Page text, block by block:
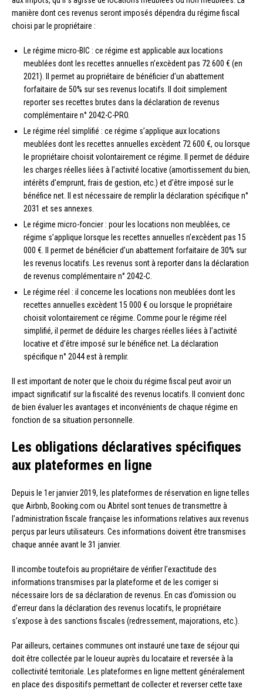
manière dont ces revenus seront imposés dépendra du régime fiscal
choisi par le propriétaire :
Le régime micro-BIC : ce régime est applicable aux locations
meublées dont les recettes annuelles n’excèdent pas 72 600 € (en
2021). Il permet au propriétaire de bénéficier d’un abattement
forfaitaire de 50% sur ses revenus locatifs. Il doit simplement
reporter ses recettes brutes dans la déclaration de revenus
complémentaire n° 2042-C-PRO.
Le régime réel simplifié : ce régime s’applique aux locations
meublées dont les recettes annuelles excèdent 72 600 €, ou lorsque
le propriétaire choisit volontairement ce régime. Il permet de déduire
les charges réelles liées à l’activité locative (amortissement du bien,
intérêts d’emprunt, frais de gestion, etc.) et d’être imposé sur le
bénéfice net. Il est nécessaire de remplir la déclaration spécifique n°
2031 et ses annexes.
Le régime micro-foncier : pour les locations non meublées, ce
régime s’applique lorsque les recettes annuelles n’excèdent pas 15
000 €. Il permet de bénéficier d’un abattement forfaitaire de 30% sur
les revenus locatifs. Les revenus sont à reporter dans la déclaration
de revenus complémentaire n° 2042-C.
Le régime réel : il concerne les locations non meublées dont les
recettes annuelles excèdent 15 000 € ou lorsque le propriétaire
choisit volontairement ce régime. Comme pour le régime réel
simplifié, il permet de déduire les charges réelles liées à l’activité
locative et d’être imposé sur le bénéfice net. La déclaration
spécifique n° 2044 est à remplir.
Il est important de noter que le choix du régime fiscal peut avoir un
impact significatif sur la fiscalité des revenus locatifs. Il convient donc
de bien évaluer les avantages et inconvénients de chaque régime en
fonction de sa situation personnelle.
Les obligations déclaratives spécifiques
aux plateformes en ligne
Depuis le 1er janvier 2019, les plateformes de réservation en ligne telles
que Airbnb, Booking.com ou Abritel sont tenues de transmettre à
l’administration fiscale française les informations relatives aux revenus
perçus par leurs utilisateurs. Ces informations doivent être transmises
chaque année avant le 31 janvier.
Il incombe toutefois au propriétaire de vérifier l’exactitude des
informations transmises par la plateforme et de les corriger si
nécessaire lors de sa déclaration de revenus. En cas d’omission ou
d’erreur dans la déclaration des revenus locatifs, le propriétaire
s’expose à des sanctions fiscales (redressement, majorations, etc.).
Par ailleurs, certaines communes ont instauré une taxe de séjour qui
doit être collectée par le loueur auprès du locataire et reversée à la
collectivité territoriale. Les plateformes en ligne mettent généralement
en place des dispositifs permettant de collecter et reverser cette taxe